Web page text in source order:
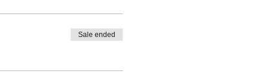
Sale ended